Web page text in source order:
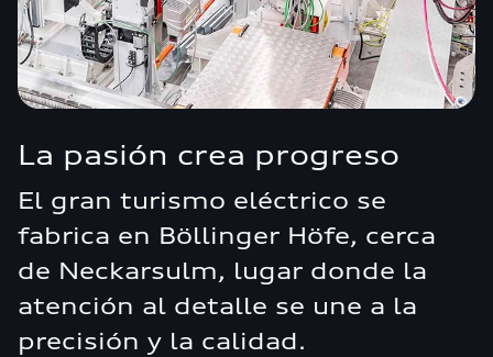
La pasión crea progreso
El gran turismo eléctrico se
fabrica en Böllinger Höfe, cerca
de Neckarsulm, lugar donde la
atención al detalle se une a la
precisión y la calidad.